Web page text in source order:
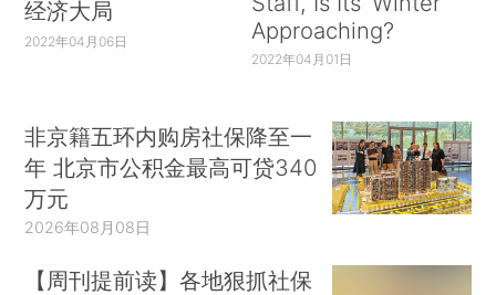
经济大局
2022年04月06日
Approaching?
2022年04月01日
非京籍五环内购房社保降至一
年 北京市公积金最高可贷340
万元
2026年08月08日
【周刊提前读】各地狠抓社保